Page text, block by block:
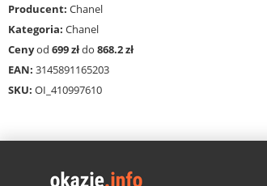
Producent: Chanel
Kategoria: Chanel
Cenyod 699 złdo 868.2 zł
EAN: 3145891165203
SKU: OI_410997610